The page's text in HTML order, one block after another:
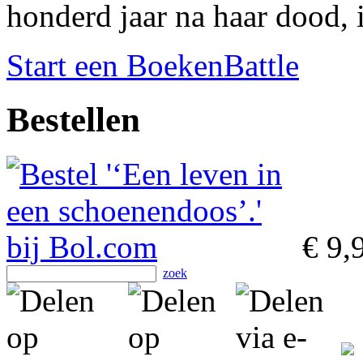
honderd jaar na haar
Start een BoekenBattle
Bestellen
€
zoek